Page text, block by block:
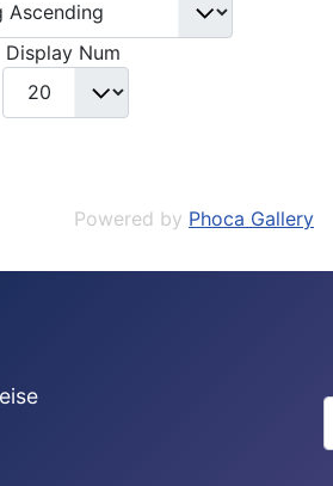
Display Num
Powered by Phoca Gallery